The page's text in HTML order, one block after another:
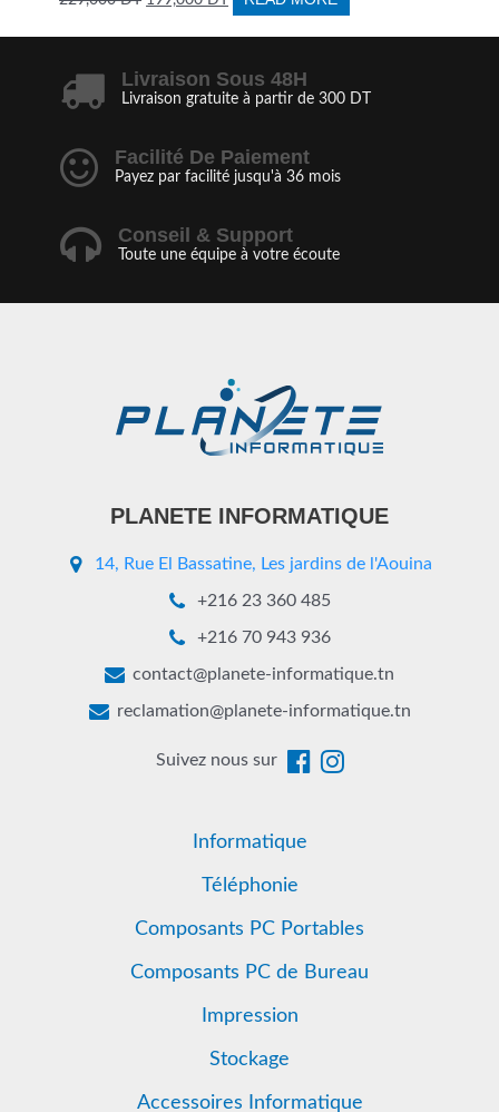
Livraison Sous 48H
Livraison gratuite à partir de 300 DT
Facilité De Paiement
Payez par facilité jusqu'à 36 mois
Conseil & Support
Toute une équipe à votre écoute
PLANETE INFORMATIQUE
14, Rue El Bassatine, Les jardins de l'Aouina
+216 23 360 485
+216 70 943 936
contact@planete-informatique.tn
reclamation@planete-informatique.tn
Suivez nous sur
Informatique
Téléphonie
Composants PC Portables
Composants PC de Bureau
Impression
Stockage
Accessoires Informatique